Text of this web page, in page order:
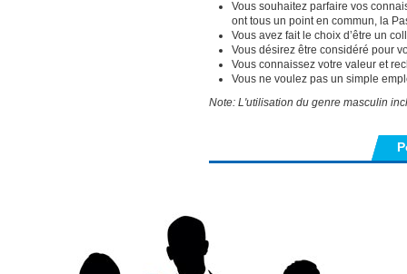
Vous souhaitez parfaire vos
ont tous un point en commun, la
Vous avez fait le choix d’être un
Vous désirez être considéré pour
Vous connaissez votre valeur et
Vous ne voulez pas un simple
Note: L'utilisation du genre masculin